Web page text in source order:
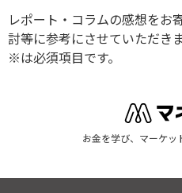
レポート・コラムの感想をお
討等に参考にさせていただきま
※は必須項目です。
お金を学び、マーケッ